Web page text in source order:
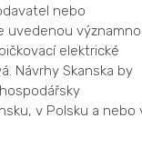
nebo
uvedenou
elektrické
Návrhy Skanska by
v Polsku a nebo